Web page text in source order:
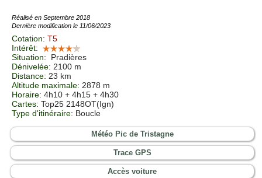
Réalisé en Septembre 2018
Dernière modification le 11/06/2023
Cotation: T5
Intérêt:
Situation:
Pradières
Dénivelée: 2100 m
Distance: 23 km
Altitude maximale: 2878 m
Horaire: 4h10 + 4h15 + 4h30
Cartes: Top25 2148OT(Ign)
Type d'itinéraire: Boucle
Météo Pic de Tristagne
Trace GPS
Accès voiture